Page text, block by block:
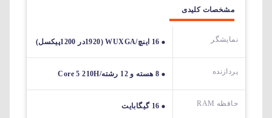
مشخصات کلیدی
نمایشگر 16 اینچ/WUXGA (1920در 1200پیکسل)
پردازنده 8 هسته و 12 رشته/Core 5 210H
حافظه RAM 16 گیگابایت